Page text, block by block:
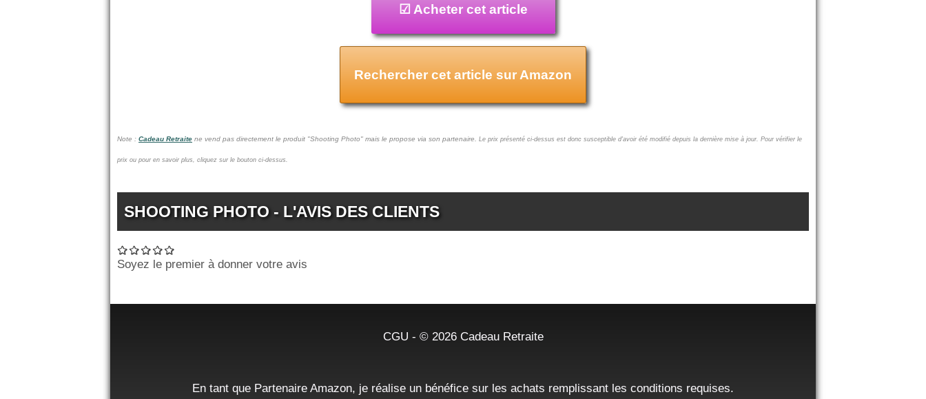
☑ Acheter cet article
Rechercher cet article sur Amazon
Note : Cadeau Retraite ne vend pas directement le produit "Shooting Photo" mais le propose via son partenaire. Le prix présenté ci-dessus est donc susceptible d'avoir été modifié depuis la dernière mise à jour. Pour vérifier le
prix ou pour en savoir plus, cliquez sur le bouton ci-dessus.
SHOOTING PHOTO - L'AVIS DES CLIENTS
Soyez le premier à donner votre avis
CGU - © 2026 Cadeau Retraite
En tant que Partenaire Amazon, je réalise un bénéfice sur les achats remplissant les conditions requises.